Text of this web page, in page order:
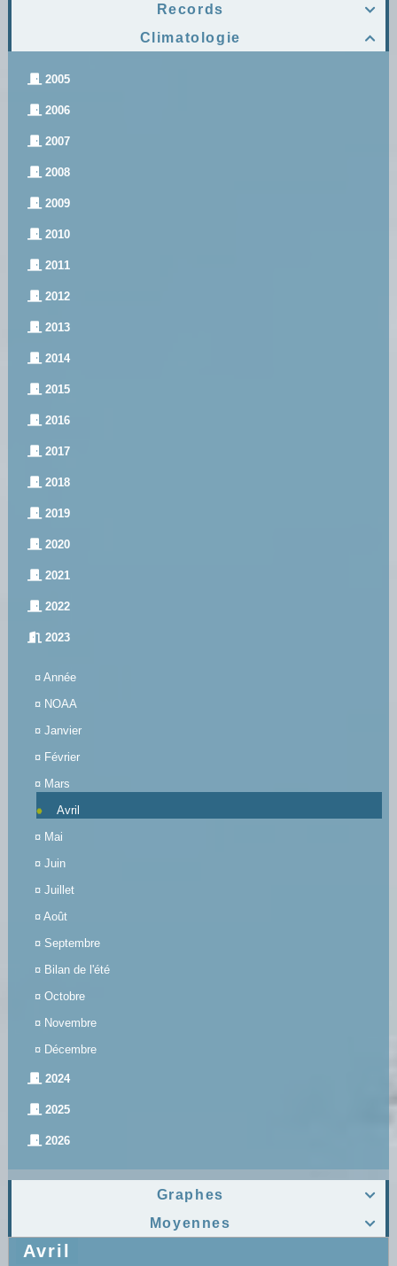

Records

Climatologie
2005
2006
2007
2008
2009
2010
2011
2012
2013
2014
2015
2016
2017
2018
2019
2020
2021
2022
2023
¤ Année
¤ NOAA
¤ Janvier
¤ Février
¤ Mars
Avril
¤ Mai
¤ Juin
¤ Juillet
¤ Août
¤ Septembre
¤ Bilan de l'été
¤ Octobre
¤ Novembre
¤ Décembre
2024
2025
2026

Graphes

Moyennes
Avril